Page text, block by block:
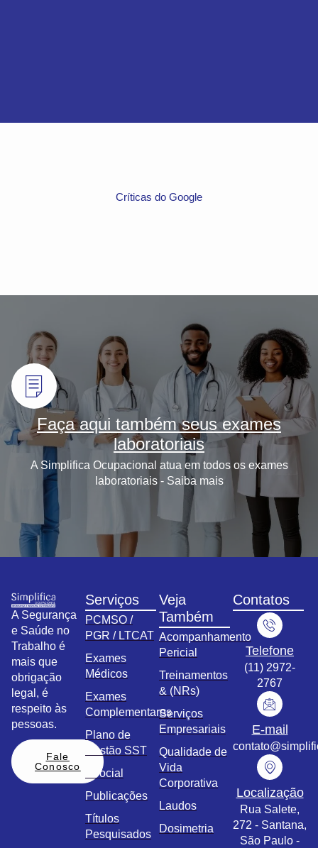
Críticas do Google
Faça aqui também seus exames
laboratoriais
A Simplifica Ocupacional atua em todos os exames
laboratoriais - Saiba mais
A Segurança
e Saúde no
Trabalho é
mais que
obrigação
legal, é
respeito às
pessoas.
Fale
Conosco
Serviços
PCMSO /
PGR / LTCAT
Exames
Médicos
Exames
Complementares
Plano de
Gestão SST
eSocial
Publicações
Títulos
Pesquisados
Veja
Também
Acompanhamento
Pericial
Treinamentos
& (NRs)
Serviços
Empresariais
Qualidade de
Vida
Corporativa
Laudos
Dosimetria
Contatos
Telefone
(11) 2972-
2767
E-mail
Localização
Rua Salete,
272 - Santana,
São Paulo -